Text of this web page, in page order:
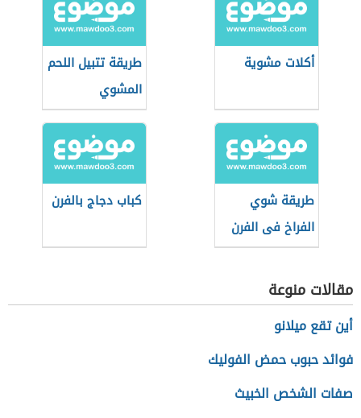
أكلات مشوية
طريقة تتبيل اللحم
المشوي
طريقة شوي
الفراخ فى الفرن
العادى
كباب دجاج بالفرن
مقالات منوعة
أين تقع ميلانو
فوائد حبوب حمض الفوليك
صفات الشخص الخبيث